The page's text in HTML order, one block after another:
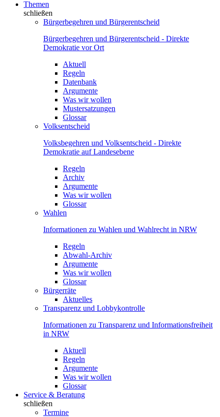
Themen
schließen
Bürgerbegehren und Bürgerentscheid
Bürgerbegehren und Bürgerentscheid - Direkte
Demokratie vor Ort
Aktuell
Regeln
Datenbank
Argumente
Was wir wollen
Mustersatzungen
Glossar
Volksentscheid
Volksbegehren und Volksentscheid - Direkte
Demokratie auf Landesebene
Regeln
Archiv
Argumente
Was wir wollen
Glossar
Wahlen
Informationen zu Wahlen und Wahlrecht in NRW
Regeln
Abwahl-Archiv
Argumente
Was wir wollen
Glossar
Bürgerräte
Aktuelles
Transparenz und Lobbykontrolle
Informationen zu Transparenz und Informationsfreiheit
in NRW
Aktuell
Regeln
Argumente
Was wir wollen
Glossar
Service & Beratung
schließen
Termine